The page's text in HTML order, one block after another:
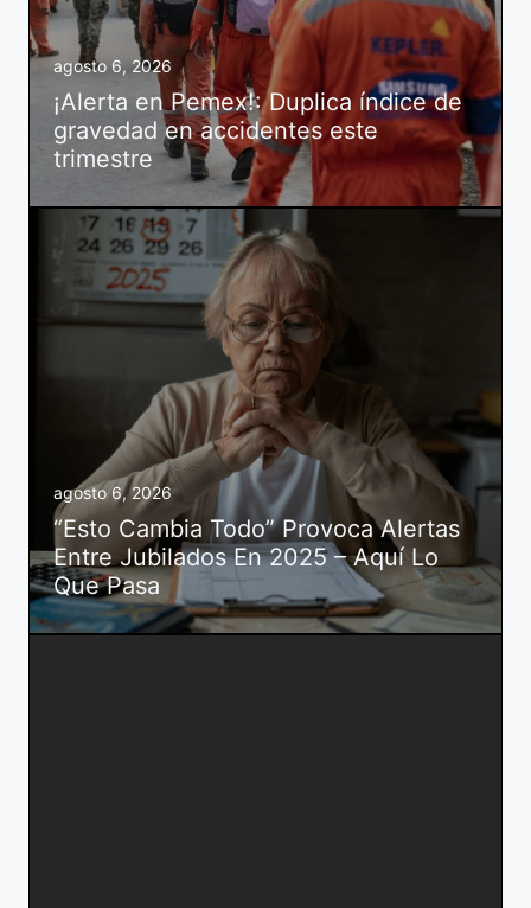
agosto 6, 2026
¡Alerta en Pemex!: Duplica índice de
gravedad en accidentes este
trimestre
agosto 6, 2026
“Esto Cambia Todo” Provoca Alertas
Entre Jubilados En 2025 – Aquí Lo
Que Pasa